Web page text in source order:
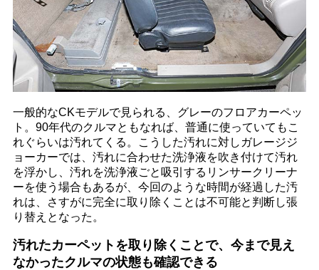
一般的なCKモデルで見られる、グレーのフロアカーペッ
ト。90年代のクルマともなれば、普通に使っていてもこ
れぐらいは汚れてくる。こうした汚れに対しガレージジ
ョーカーでは、汚れに合わせた洗浄液を吹き付けて汚れ
を浮かし、汚れを洗浄液ごと吸引するリンサークリーナ
ーを使う場合もあるが、今回のような時間が経過した汚
れは、さすがに完全に取り除くことは不可能と判断し張
り替えとなった。
汚れたカーペットを取り除くことで、今まで見え
なかったクルマの状態も確認できる